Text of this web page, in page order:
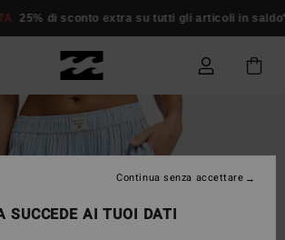
25% di sconto extra su tutti gli articoli in
SUCCEDE AI TUOI DATI
Continua senza accettare